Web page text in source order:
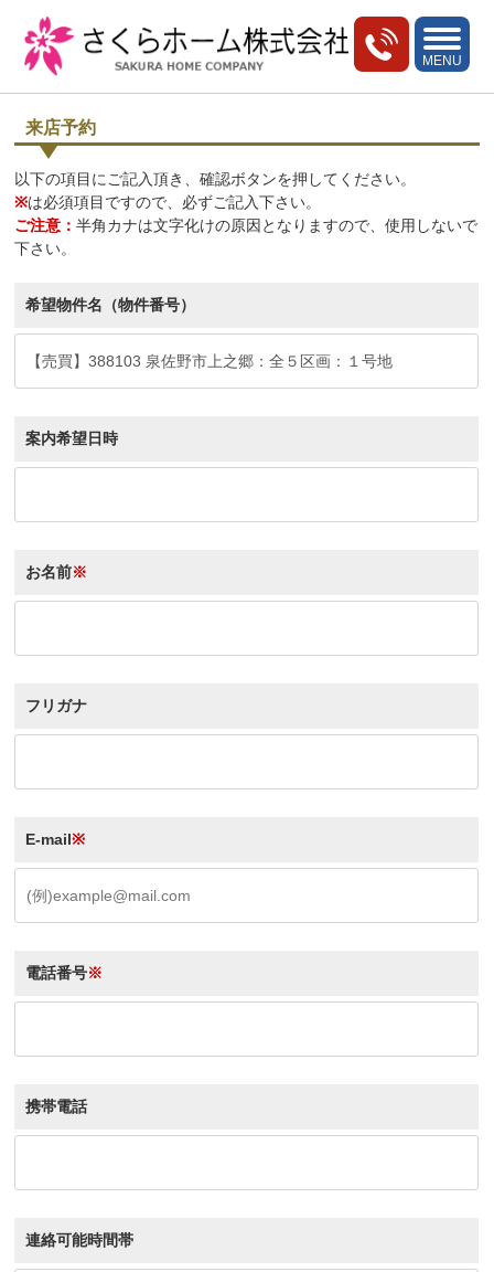
toggle
MENU
来店予約
以下の項目にご記入頂き、確認ボタンを押してください。
※は必須項目ですので、必ずご記入下さい。
ご注意：半角カナは文字化けの原因となりますので、使用しないで
下さい。
希望物件名（物件番号）
案内希望日時
お名前※
フリガナ
E-mail※
電話番号※
携帯電話
連絡可能時間帯